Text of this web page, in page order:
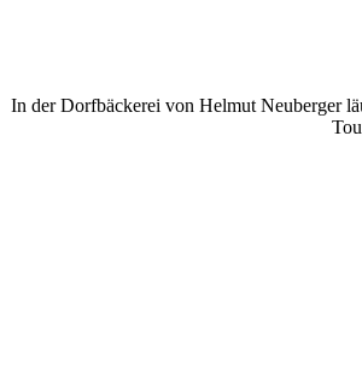
In der Dorfbäckerei von Helmut Neuberger